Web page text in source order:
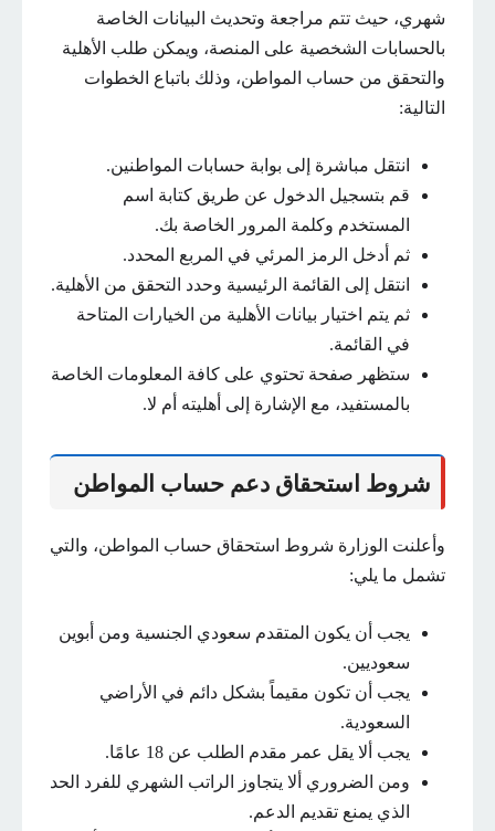
شهري، حيث تتم مراجعة وتحديث البيانات الخاصة
بالحسابات الشخصية على المنصة، ويمكن طلب الأهلية
والتحقق من حساب المواطن، وذلك باتباع الخطوات
التالية:
انتقل مباشرة إلى بوابة حسابات المواطنين.
قم بتسجيل الدخول عن طريق كتابة اسم
المستخدم وكلمة المرور الخاصة بك.
ثم أدخل الرمز المرئي في المربع المحدد.
انتقل إلى القائمة الرئيسية وحدد التحقق من الأهلية.
ثم يتم اختيار بيانات الأهلية من الخيارات المتاحة
في القائمة.
ستظهر صفحة تحتوي على كافة المعلومات الخاصة
بالمستفيد، مع الإشارة إلى أهليته أم لا.
شروط استحقاق دعم حساب المواطن
وأعلنت الوزارة شروط استحقاق حساب المواطن، والتي
تشمل ما يلي:
يجب أن يكون المتقدم سعودي الجنسية ومن أبوين
سعوديين.
يجب أن تكون مقيماً بشكل دائم في الأراضي
السعودية.
يجب ألا يقل عمر مقدم الطلب عن 18 عامًا.
ومن الضروري ألا يتجاوز الراتب الشهري للفرد الحد
الذي يمنع تقديم الدعم.